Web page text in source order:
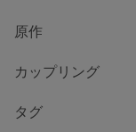
原作
カップリング
タグ